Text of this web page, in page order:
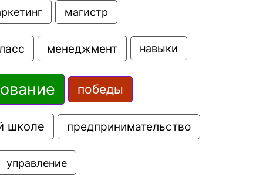
магистр
менеджмент навыки
победы
школе предпринимательство
управление